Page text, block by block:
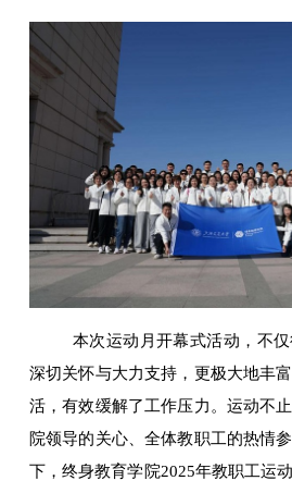
本次运动月开幕式活动，不
深切关怀与大力支持，更极大地丰
活，有效缓解了工作压力。运动不
院领导的关心、全体教职工的热情
下，终身教育学院2025年教职工运